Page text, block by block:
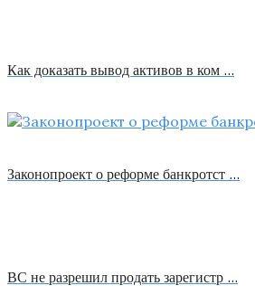
Как доказать вывод активов в ком …
Законопроект о реформе банкротст …
ВС не разрешил продать зарегистр …